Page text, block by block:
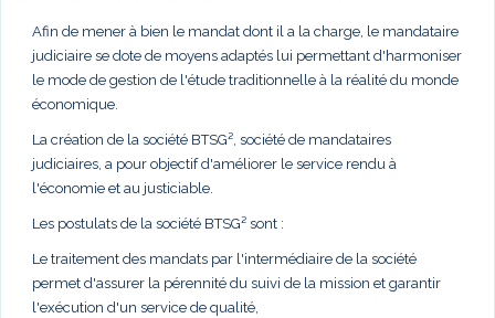
Afin de mener à bien le mandat dont il a la charge, le mandataire
judiciaire se dote de moyens adaptés lui permettant d'harmoniser
le mode de gestion de l'étude traditionnelle à la réalité du monde
économique.
La création de la société BTSG², société de mandataires
judiciaires, a pour objectif d'améliorer le service rendu à
l'économie et au justiciable.
Les postulats de la société BTSG² sont :
Le traitement des mandats par l'intermédiaire de la société
permet d'assurer la pérennité du suivi de la mission et garantir
l'exécution d'un service de qualité,